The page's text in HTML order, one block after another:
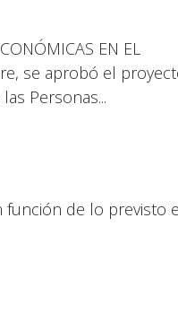
EN EL
se aprobó el
Personas...
función de lo previsto